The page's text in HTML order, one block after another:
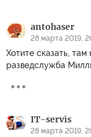
antohaser
28 марта 2019,
Хотите сказать,
разведслужба
IT-servis
28 марта 2019,